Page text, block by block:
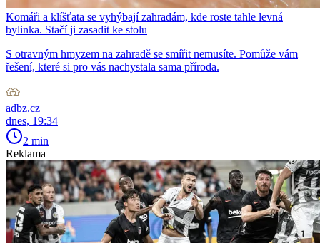
Komáři a klíšťata se vyhýbají zahradám, kde roste tahle levná
bylinka. Stačí ji zasadit ke stolu
S otravným hmyzem na zahradě se smířit nemusíte. Pomůže vám
řešení, které si pro vás nachystala sama příroda.
adbz.cz
dnes, 19:34
2 min
Reklama